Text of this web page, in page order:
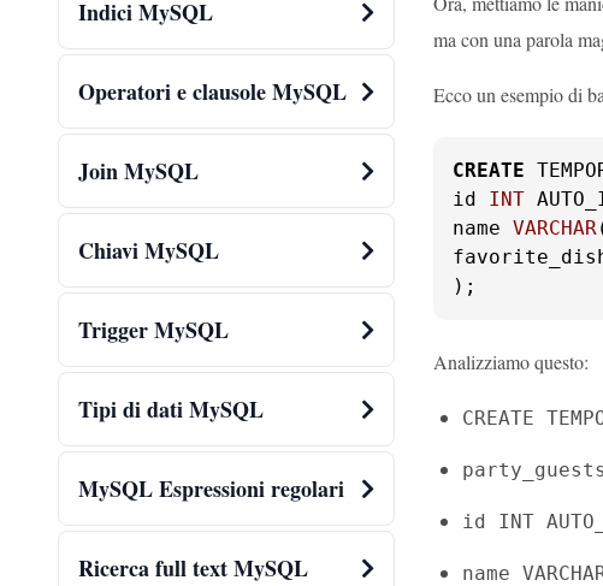
Indici MySQL
Operatori e clausole MySQL
Join MySQL
Chiavi MySQL
Trigger MySQL
Tipi di dati MySQL
MySQL Espressioni regolari
Ricerca full text MySQL
ma con una parola
Ecco un esempio di
CREATE
id INT
name VARCHAR
);
Analizziamo questo:
CREATE
party_guests
id INT
name